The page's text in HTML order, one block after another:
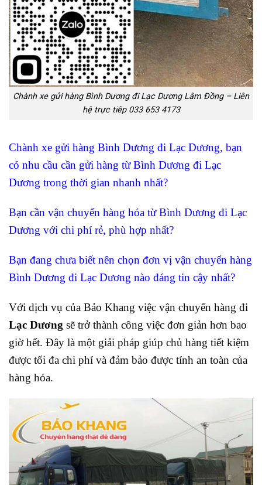
Chành xe gửi hàng Bình Dương đi Lạc Dương Lâm Đồng – Liên
hệ trực tiêp 033 653 4173
Chành xe gửi hàng Bình Dương đi Lạc Dương, bạn
có nhu cầu cần gửi hàng từ Bình Dương đi Lạc
Dương trong thời gian nhanh nhất?
Bạn cần vận chuyển hàng hóa từ Bình Dương đi Lạc
Dương với chi phí rẻ, phù hợp nhất?
Bạn đang chưa biết nên chọn đơn vị vận chuyển hàng
Bình Dương đi Lạc Dương nào đáng tin cậy nhất?
Với dịch vụ của Bảo Khang việc vận chuyển hàng đi
Lạc Dương sẽ trở thành công việc đơn giản hơn bao
giờ hết. Đây là một giải pháp giúp chủ hàng tiết kiệm
được tối đa chi phí và đảm bảo được tính an toàn của
hàng hóa.